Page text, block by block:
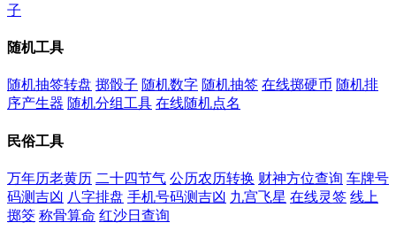
子
随机工具
随机抽签转盘 掷骰子 随机数字 随机抽签 在线掷硬币 随机排
序产生器 随机分组工具 在线随机点名
民俗工具
万年历老黄历 二十四节气 公历农历转换 财神方位查询 车牌号
码测吉凶 八字排盘 手机号码测吉凶 九宫飞星 在线灵签 线上
掷筊 称骨算命 红沙日查询